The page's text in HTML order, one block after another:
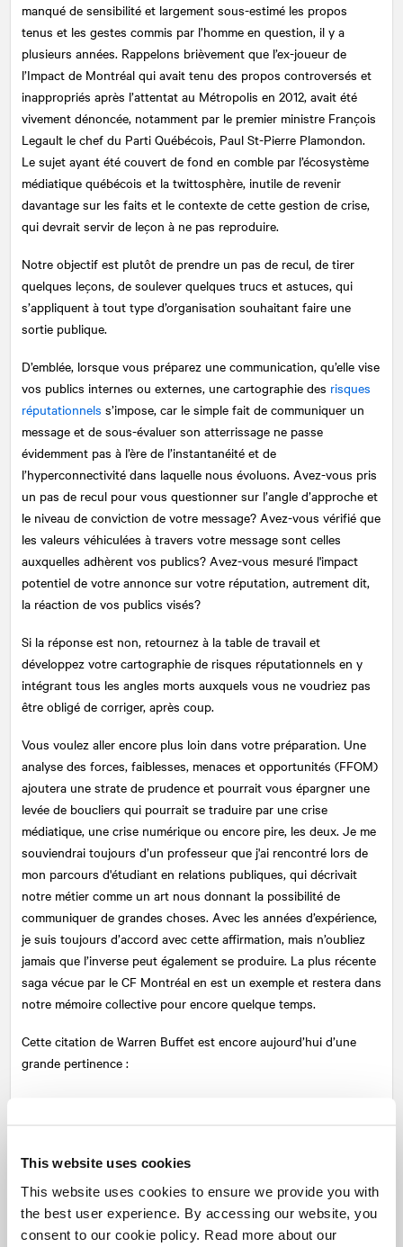
This website uses cookies
This website uses cookies to ensure we provide you with
the best user experience. By accessing our website, you
consent to our cookie policy. Read more about our
manqué de sensibilité et largement sous-estimé les propos
tenus et les gestes commis par l’homme en question, il y a
plusieurs années. Rappelons brièvement que l’ex-joueur de
l’Impact de Montréal qui avait tenu des propos controversés et
inappropriés après l’attentat au Métropolis en 2012, avait été
vivement dénoncée, notamment par le premier ministre François
Legault le chef du Parti Québécois, Paul St-Pierre Plamondon.
Le sujet ayant été couvert de fond en comble par l’écosystème
médiatique québécois et la twittosphère, inutile de revenir
davantage sur les faits et le contexte de cette gestion de crise,
qui devrait servir de leçon à ne pas reproduire.
Notre objectif est plutôt de prendre un pas de recul, de tirer
quelques leçons, de soulever quelques trucs et astuces, qui
s’appliquent à tout type d’organisation souhaitant faire une
sortie publique.
D’emblée, lorsque vous préparez une communication, qu’elle vise
vos publics internes ou externes, une cartographie des risques
réputationnels s’impose, car le simple fait de communiquer un
message et de sous-évaluer son atterrissage ne passe
évidemment pas à l’ère de l’instantanéité et de
l’hyperconnectivité dans laquelle nous évoluons. Avez-vous pris
un pas de recul pour vous questionner sur l’angle d’approche et
le niveau de conviction de votre message? Avez-vous vérifié que
les valeurs véhiculées à travers votre message sont celles
auxquelles adhèrent vos publics? Avez-vous mesuré l'impact
potentiel de votre annonce sur votre réputation, autrement dit,
la réaction de vos publics visés?
Si la réponse est non, retournez à la table de travail et
développez votre cartographie de risques réputationnels en y
intégrant tous les angles morts auxquels vous ne voudriez pas
être obligé de corriger, après coup.
Vous voulez aller encore plus loin dans votre préparation. Une
analyse des forces, faiblesses, menaces et opportunités (FFOM)
ajoutera une strate de prudence et pourrait vous épargner une
levée de boucliers qui pourrait se traduire par une crise
médiatique, une crise numérique ou encore pire, les deux. Je me
souviendrai toujours d’un professeur que j'ai rencontré lors de
mon parcours d'étudiant en relations publiques, qui décrivait
notre métier comme un art nous donnant la possibilité de
communiquer de grandes choses. Avec les années d’expérience,
je suis toujours d’accord avec cette affirmation, mais n’oubliez
jamais que l’inverse peut également se produire. La plus récente
saga vécue par le CF Montréal en est un exemple et restera dans
notre mémoire collective pour encore quelque temps.
Cette citation de Warren Buffet est encore aujourd’hui d’une
grande pertinence :
Il faut 20 ans pour bâtir une réputation et
songez, vous ferez les choses de manière
différente.